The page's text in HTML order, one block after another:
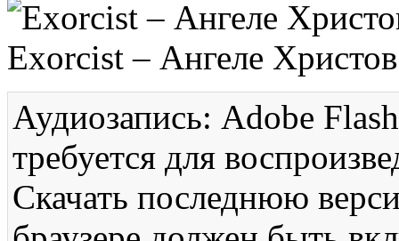
Exorcist – Ангеле Христов
Аудиозапись: Adobe
требуется для
Скачать последнюю